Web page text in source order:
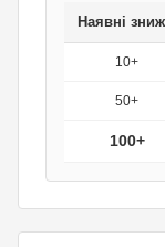
Наявні
10+
50+
100+